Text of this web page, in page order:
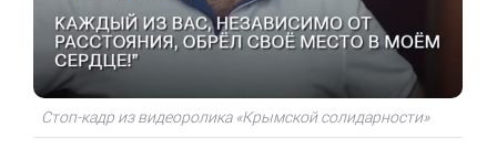
Стоп-кадр из видеоролика «Крымской солидарности»